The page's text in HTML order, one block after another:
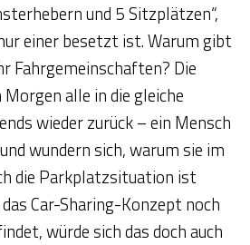
und 5 Sitzplätzen“,
einer besetzt ist. Warum gibt
Fahrgemeinschaften? Die
alle in die gleiche
wieder zurück – ein Mensch
wundern sich, warum sie im
die Parkplatzsituation ist
Car-Sharing-Konzept noch
würde sich das doch auch